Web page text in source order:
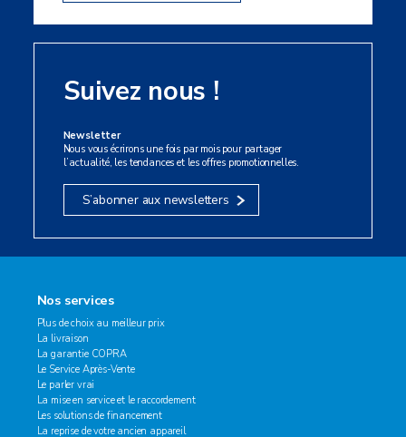
Suivez nous !
Newsletter
Nous vous écrirons une fois par mois pour partager
l’actualité, les tendances et les offres promotionnelles.
S’abonner aux newsletters
Nos services
Plus de choix au meilleur prix
La livraison
La garantie COPRA
Le Service Après-Vente
Le parler vrai
La mise en service et le raccordement
Les solutions de financement
La reprise de votre ancien appareil